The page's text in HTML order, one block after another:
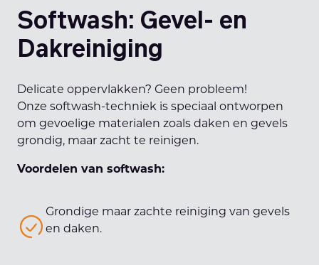
Softwash: Gevel- en
Dakreiniging
Delicate oppervlakken? Geen probleem!
Onze softwash-techniek is speciaal ontworpen
om gevoelige materialen zoals daken en gevels
grondig, maar zacht te reinigen.
Voordelen van softwash:
Grondige maar zachte reiniging van gevels
en daken.